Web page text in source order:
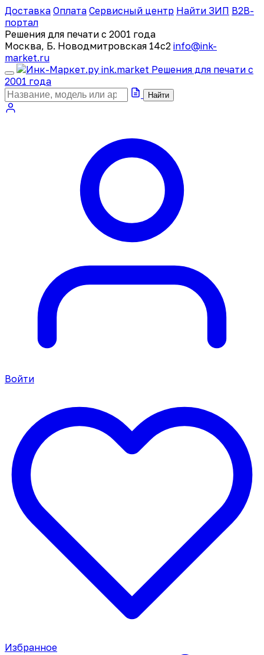
Доставка Оплата Сервисный центр Найти ЗИП B2B-
портал
Решения для печати с 2001 года
Москва, Б. Новодмитровская 14с2 info@ink-
market.ru
ink.market Решения для печати с
2001 года
Найти
Войти
Избранное